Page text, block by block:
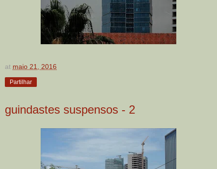
at maio 21, 2016
Partilhar
guindastes suspensos - 2